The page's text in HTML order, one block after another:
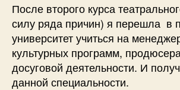
После второго курса
силу ряда причин) я перешла в
университет учиться на
культурных программ,
досуговой деятельности. И
данной специальности.